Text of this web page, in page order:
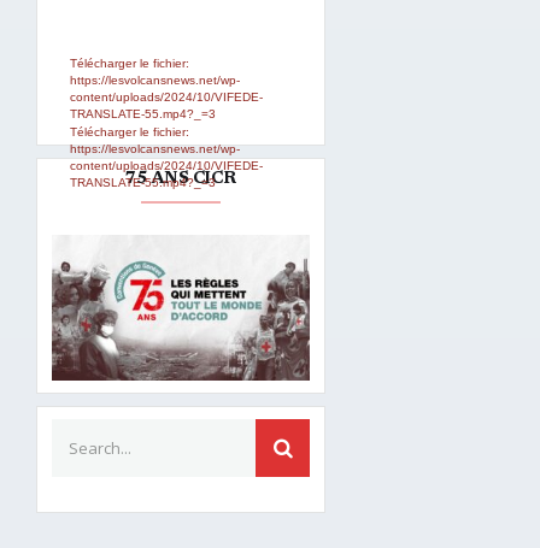
Télécharger le fichier:
https://lesvolcansnews.net/wp-
content/uploads/2024/10/VIFEDE-
TRANSLATE-55.mp4?_=3
Télécharger le fichier:
https://lesvolcansnews.net/wp-
content/uploads/2024/10/VIFEDE-
TRANSLATE-55.mp4?_=3
75 ANS CICR